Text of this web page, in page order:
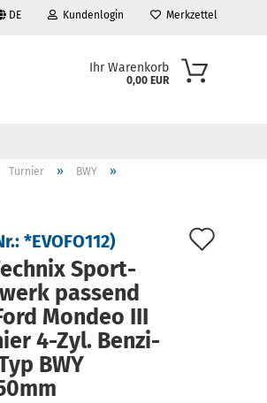
DE Kundenlogin Merkzettel
Ihr Warenkorb
0,00 EUR
Turnier » BWY »
*EVOFO112)
Sport­
pas­send
Mon­deo III
4-Zyl. Ben­zi­
BWY